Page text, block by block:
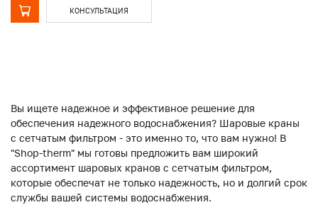
КОНСУЛЬТАЦИЯ
Вы ищете надежное и эффективное решение для
обеспечения надежного водоснабжения? Шаровые краны
с сетчатым фильтром - это именно то, что вам нужно! В
"Shop-therm" мы готовы предложить вам широкий
ассортимент шаровых кранов с сетчатым фильтром,
которые обеспечат не только надежность, но и долгий срок
службы вашей системы водоснабжения.